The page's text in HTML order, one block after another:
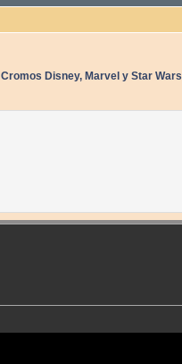
Cromos Disney, Marvel y Star Wars